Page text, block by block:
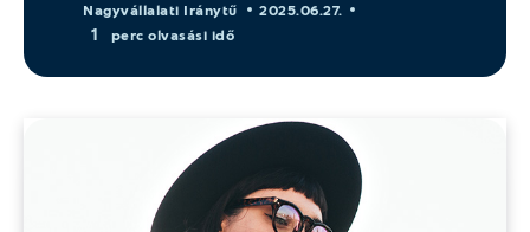
Nagyvállalati Iránytű 2025.06.27.
1 perc olvasási idő